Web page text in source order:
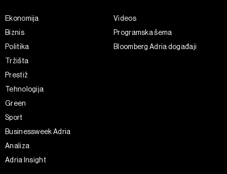
Ekonomija
Biznis
Politika
Tržišta
Prestiž
Tehnologija
Green
Sport
Businessweek Adria
Analiza
Adria Insight
Videos
Programska šema
Bloomberg Adria događaji